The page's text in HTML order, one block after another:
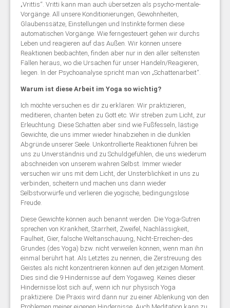
„Vrittis“. Vritti kann man auch übersetzen als psycho-mentale-
Vorgänge. All unsere Konditionierungen, Gewohnheiten,
Glaubenssätze, Einstellungen und Instinkte formen diese
automatischen Vorgänge. Wie ferngesteuert gehen wir durchs
Leben und reagieren auf das Außen. Wir können unsere
Reaktionen beobachten, finden aber nur in den aller seltensten
Fällen heraus, wo die Ursachen für unser Handeln/Reagieren,
liegen. In der Psychoanalyse spricht man von „Schattenarbeit“.
Warum ist diese Arbeit im Yoga so wichtig?
Ich möchte versuchen es dir zu erklären: Wir praktizieren,
meditieren, chanten beten zu Gott etc. Wir streben zum Licht, zur
Erleuchtung. Diese Schatten aber sind wie Fußfesseln, lästige
Gewichte, die uns immer wieder hinabziehen in die dunklen
Abgründe unserer Seele. Unkontrollierte Reaktionen führen bei
uns zu Unverständnis und zu Schuldgefühlen, die uns wiederum
abschneiden von unserem wahren Selbst. Immer wieder
versuchen wir uns mit dem Licht, der Unsterblichkeit in uns zu
verbinden, scheitern und machen uns dann wieder
Selbstvorwürfe und verlieren die yogische, bedingungslose
Freude.
Diese Gewichte können auch benannt werden. Die Yoga-Sutren
sprechen von Krankheit, Starrheit, Zweifel, Nachlässigkeit,
Faulheit, Gier, falsche Weltanschauung, Nicht-Erreichen-des
Grundes (des Yoga) bzw. nicht verweilen können, wenn man ihn
einmal berührt hat. Als Letztes zu nennen, die Zerstreuung des
Geistes als nicht konzentrieren können auf den jetzigen Moment.
Dies sind die 9 Hindernisse auf dem Yogaweg. Keines dieser
Hindernisse löst sich auf, wenn ich nur physisch Yoga
praktiziere. Die Praxis wird dann nur zu einer Ablenkung von den